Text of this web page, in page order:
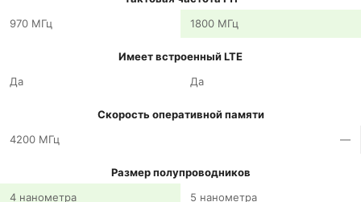
970 МГц
1800 МГц
Имеет встроенный LTE
Да
Да
Скорость оперативной памяти
4200 МГц
—
Размер полупроводников
4 нанометра
5 нанометра